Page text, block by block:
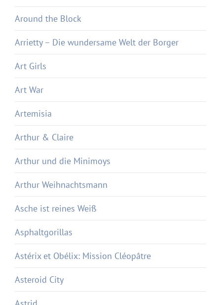
Around the Block
Arrietty – Die wundersame Welt der Borger
Art Girls
Art War
Artemisia
Arthur & Claire
Arthur und die Minimoys
Arthur Weihnachtsmann
Asche ist reines Weiß
Asphaltgorillas
Astérix et Obélix: Mission Cléopâtre
Asteroid City